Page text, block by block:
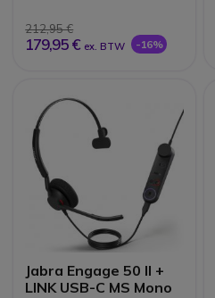
212,95 €
179,95 € ex. BTW -16%
Jabra Engage 50 II +
LINK USB-C MS Mono